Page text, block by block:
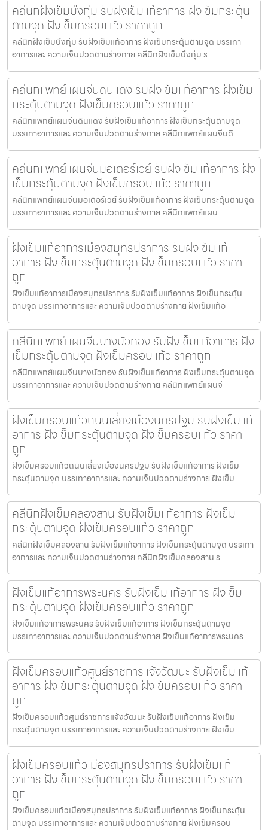
คลีนิกฝังเข็มบึงกุ่ม รับฝังเข็มแก้อาการ ฝังเข็มกระตุ้น
ตามจุด ฝังเข็มครอบแก้ว ราคาถูก
คลีนิกฝังเข็มบึงกุ่ม รับฝังเข็มแก้อาการ ฝังเข็มกระตุ้นตามจุด บรรเทา
อาการและ ความเจ็บปวดตามร่างกาย คลีนิกฝังเข็มบึงกุ่ม ร
คลีนิกแพทย์แผนจีนดินแดง รับฝังเข็มแก้อาการ ฝังเข็ม
กระตุ้นตามจุด ฝังเข็มครอบแก้ว ราคาถูก
คลีนิกแพทย์แผนจีนดินแดง รับฝังเข็มแก้อาการ ฝังเข็มกระตุ้นตามจุด
บรรเทาอาการและ ความเจ็บปวดตามร่างกาย คลีนิกแพทย์แผนจีนดิ
คลีนิกแพทย์แผนจีนมอเตอร์เวย์ รับฝังเข็มแก้อาการ ฝัง
เข็มกระตุ้นตามจุด ฝังเข็มครอบแก้ว ราคาถูก
คลีนิกแพทย์แผนจีนมอเตอร์เวย์ รับฝังเข็มแก้อาการ ฝังเข็มกระตุ้นตามจุด
บรรเทาอาการและ ความเจ็บปวดตามร่างกาย คลีนิกแพทย์แผน
ฝังเข็มแก้อาการเมืองสมุทรปราการ รับฝังเข็มแก้
อาการ ฝังเข็มกระตุ้นตามจุด ฝังเข็มครอบแก้ว ราคา
ถูก
ฝังเข็มแก้อาการเมืองสมุทรปราการ รับฝังเข็มแก้อาการ ฝังเข็มกระตุ้น
ตามจุด บรรเทาอาการและ ความเจ็บปวดตามร่างกาย ฝังเข็มแก้อ
คลีนิกแพทย์แผนจีนบางบัวทอง รับฝังเข็มแก้อาการ ฝัง
เข็มกระตุ้นตามจุด ฝังเข็มครอบแก้ว ราคาถูก
คลีนิกแพทย์แผนจีนบางบัวทอง รับฝังเข็มแก้อาการ ฝังเข็มกระตุ้นตามจุด
บรรเทาอาการและ ความเจ็บปวดตามร่างกาย คลีนิกแพทย์แผนจี
ฝังเข็มครอบแก้วถนนเลี่ยงเมืองนครปฐม รับฝังเข็มแก้
อาการ ฝังเข็มกระตุ้นตามจุด ฝังเข็มครอบแก้ว ราคา
ถูก
ฝังเข็มครอบแก้วถนนเลี่ยงเมืองนครปฐม รับฝังเข็มแก้อาการ ฝังเข็ม
กระตุ้นตามจุด บรรเทาอาการและ ความเจ็บปวดตามร่างกาย ฝังเข็ม
คลีนิกฝังเข็มคลองสาน รับฝังเข็มแก้อาการ ฝังเข็ม
กระตุ้นตามจุด ฝังเข็มครอบแก้ว ราคาถูก
คลีนิกฝังเข็มคลองสาน รับฝังเข็มแก้อาการ ฝังเข็มกระตุ้นตามจุด บรรเทา
อาการและ ความเจ็บปวดตามร่างกาย คลีนิกฝังเข็มคลองสาน ร
ฝังเข็มแก้อาการพระนคร รับฝังเข็มแก้อาการ ฝังเข็ม
กระตุ้นตามจุด ฝังเข็มครอบแก้ว ราคาถูก
ฝังเข็มแก้อาการพระนคร รับฝังเข็มแก้อาการ ฝังเข็มกระตุ้นตามจุด
บรรเทาอาการและ ความเจ็บปวดตามร่างกาย ฝังเข็มแก้อาการพระนคร
ฝังเข็มครอบแก้วศูนย์ราชการแจ้งวัฒนะ รับฝังเข็มแก้
อาการ ฝังเข็มกระตุ้นตามจุด ฝังเข็มครอบแก้ว ราคา
ถูก
ฝังเข็มครอบแก้วศูนย์ราชการแจ้งวัฒนะ รับฝังเข็มแก้อาการ ฝังเข็ม
กระตุ้นตามจุด บรรเทาอาการและ ความเจ็บปวดตามร่างกาย ฝังเข็ม
ฝังเข็มครอบแก้วเมืองสมุทรปราการ รับฝังเข็มแก้
อาการ ฝังเข็มกระตุ้นตามจุด ฝังเข็มครอบแก้ว ราคา
ถูก
ฝังเข็มครอบแก้วเมืองสมุทรปราการ รับฝังเข็มแก้อาการ ฝังเข็มกระตุ้น
ตามจุด บรรเทาอาการและ ความเจ็บปวดตามร่างกาย ฝังเข็มครอบ